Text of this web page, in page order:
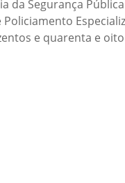
Segurança Pública.
e quarenta e